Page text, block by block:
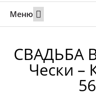
Меню
СВАДЬБА
Чески –